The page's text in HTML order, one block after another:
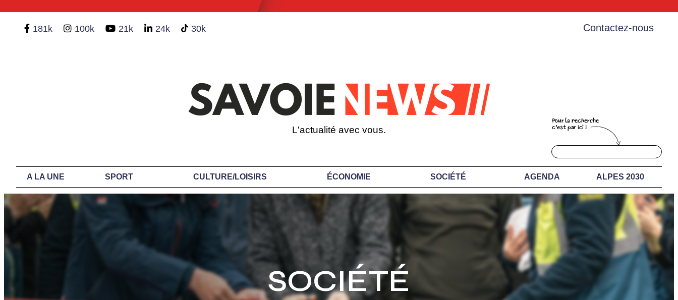
181k 100k 21k 24k 30k Contactez-nous
L'actualité avec vous.
A LA UNE SPORT CULTURE/LOISIRS ÉCONOMIE SOCIÉTÉ AGENDA ALPES 2030
SOCIÉTÉ